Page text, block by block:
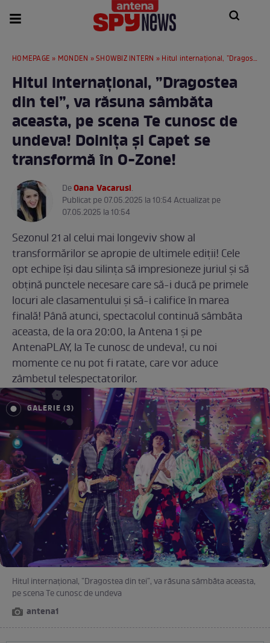
HOMEPAGE » MONDEN »SHOWBIZ INTERN » Hitul internațional, ”Dragostea din tei”, va răsuna sâmbăta aceasta, pe scena Te cunosc de undeva!​ Doinița și Capet se transformă în O-Zone!
Hitul internațional, ”Dragostea
din tei”, va răsuna sâmbăta
aceasta, pe scena Te cunosc de
undeva!​ Doinița și Capet se
transformă în O-Zone!
DeOana Vacarusi.
Publicat pe 07.05.2025 la 10:54 Actualizat pe
07.05.2025 la 10:54
Sezonul 21 al celui mai longeviv show al
transformărilor se apropie de ultimele ediții! Cele
opt echipe își dau silința să impresioneze juriul și să
obțină punctele necesare care să-i ducă pe primele
locuri ale clasamentului și să-i califice în marea
finală! Până atunci, spectacolul continuă sâmbăta
aceasta, de la ora 20:00, la Antena 1 și pe
AntenaPLAY, la Te cunosc de undeva!, cu noi
momente ce nu pot fi ratate, care vor aduce
zâmbetul telespectatorilor.
GALERIE (3)
Hitul internațional, ”Dragostea din tei”, va răsuna sâmbăta aceasta,
pe scena Te cunosc de undeva
antena1